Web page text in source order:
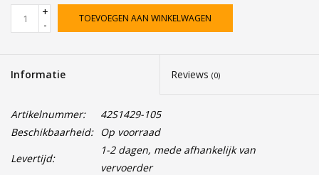
+
-
TOEVOEGEN AAN WINKELWAGEN
Informatie Reviews (0)
Artikelnummer:
42S1429-105
Beschikbaarheid: Op voorraad
Levertijd:
1-2 dagen, mede afhankelijk van
vervoerder